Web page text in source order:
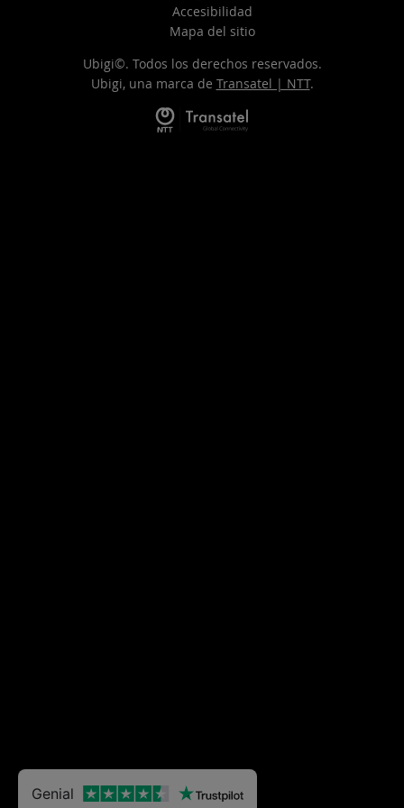
Accesibilidad
Mapa del sitio
Ubigi©. Todos los derechos reservados.
Ubigi, una marca de Transatel | NTT.
Genial